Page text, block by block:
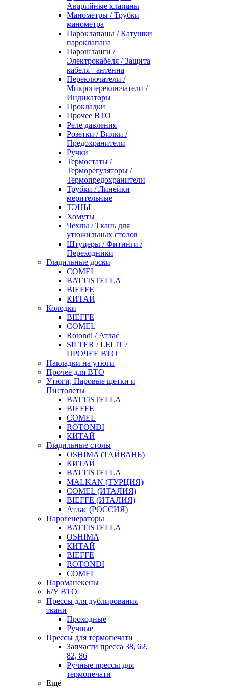
Аварийные клапаны
Манометры / Трубки
манометра
Пароклапаны / Катушки
пароклапана
Парошланги /
Электрокабеля / Защита
кабеля+ антенна
Переключатели /
Микропереключатели /
Индикаторы
Прокладки
Прочее ВТО
Реле давления
Розетки / Вилки /
Предохранители
Ручки
Термостаты /
Терморегуляторы /
Термопредохранители
Трубки / Линейки
мерительные
ТЭНЫ
Хомуты
Чехлы / Ткань для
утюжильных столов
Штуцеры / Фитинги /
Переходники
Гладильные доски
COMEL
BATTISTELLA
BIEFFE
КИТАЙ
Колодки
BIEFFE
COMEL
Rotondi / Атлас
SILTER / LELIT /
ПРОЧЕЕ ВТО
Накладки на утюги
Прочее для ВТО
Утюги, Паровые щетки и
Пистолеты
BATTISTELLA
BIEFFE
COMEL
ROTONDI
КИТАЙ
Гладильные столы
OSHIMA (ТАЙВАНЬ)
КИТАЙ
BATTISTELLA
MALKAN (ТУРЦИЯ)
COMEL (ИТАЛИЯ)
BIEFFE (ИТАЛИЯ)
Атлас (РОССИЯ)
Парогенераторы
BATTISTELLA
OSHIMA
КИТАЙ
BIEFFE
ROTONDI
COMEL
Пароманекены
Б/У ВТО
Прессы для дублирования
ткани
Проходные
Ручные
Прессы для термопечати
Запчасти пресса 38, 62,
82, 86
Ручные прессы для
термопечати
Ещё